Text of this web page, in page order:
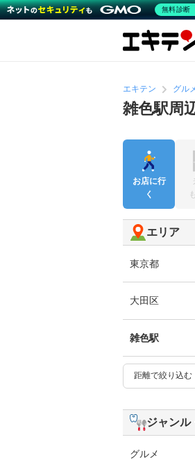
エキテン グル
雑色駅周
お店に行
く
エリア
東京都
大田区
雑色駅
ジャンル
グルメ
無料診断